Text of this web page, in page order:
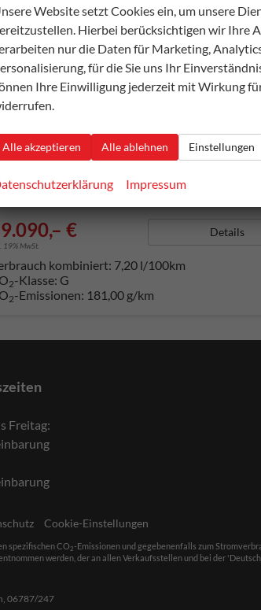
Karoq
Lieferzeit:
55940
Automatik
Benzin Außenfarbe Brillant Silber
140 kW (190 PS)
€
19% MwSt.
Details
kombiniert: 7,20 l/100km
2-Klasse: G
2-Emissionen: 181,00 g/km
Freitag:
Cookie-Einstellungen
spezifischen CO2-Emissionen und gegebenenfalls zum
werden, der an allen Verkaufsstellen und bei der
06787/247
Website setzt Cookies ein, um unsere
Hierbei berücksichtigen wir Ihre
nur die Daten für Marketing,
für die Sie uns Ihr
Ihre Einwilligung jederzeit mit Wirkung
Alle akzeptieren Alle ablehnen Einstellungen
Impressum